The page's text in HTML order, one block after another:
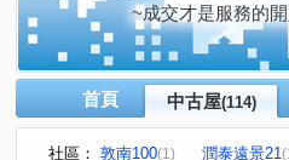
~成交才是服務的
首頁 中古屋(114)
社區： 敦南100(1) 潤泰遠景21